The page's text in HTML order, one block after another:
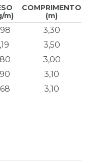
m)
COMPRIMENTO
(m)
3,30
3,50
3,00
3,10
3,10